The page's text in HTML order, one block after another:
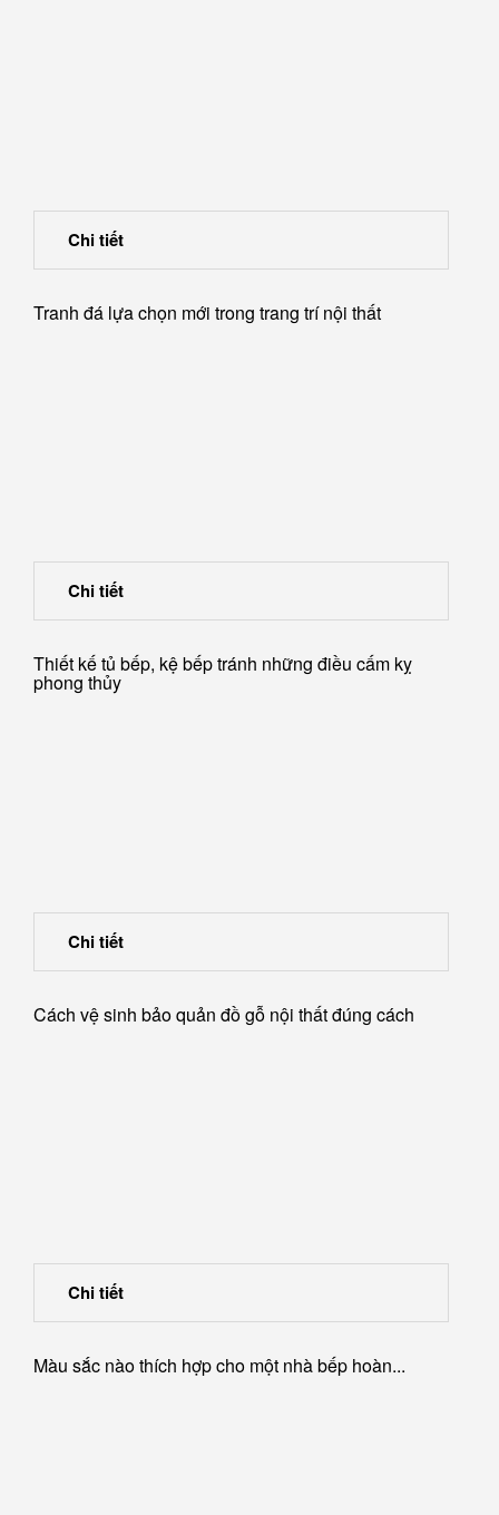
Chi tiết
Tranh đá lựa chọn mới trong trang trí nội thất
Chi tiết
Thiết kế tủ bếp, kệ bếp tránh những điều cấm kỵ
phong thủy
Chi tiết
Cách vệ sinh bảo quản đồ gỗ nội thất đúng cách
Chi tiết
Màu sắc nào thích hợp cho một nhà bếp hoàn...